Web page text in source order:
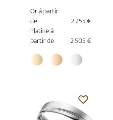
Or à partir
de
2 255 €
Platine à
partir de
2 505 €